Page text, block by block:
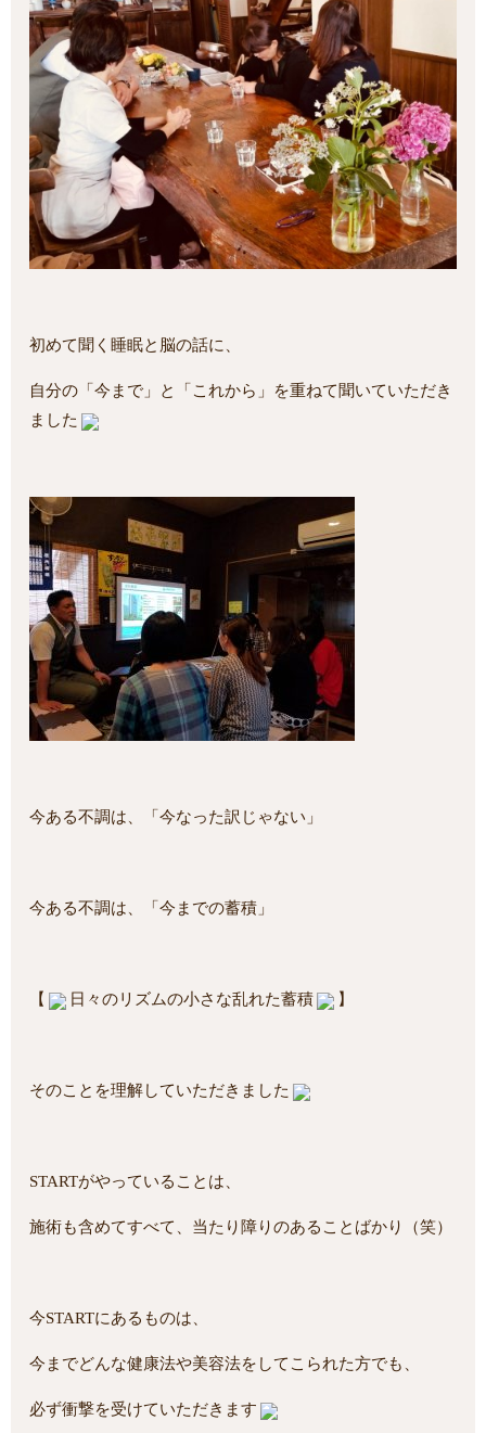
初めて聞く睡眠と脳の話に、
自分の「今まで」と「これから」を重ねて聞いていただき
ました
今ある不調は、「今なった訳じゃない」
今ある不調は、「今までの蓄積」
【 日々のリズムの小さな乱れた蓄積 】
そのことを理解していただきました
STARTがやっていることは、
施術も含めてすべて、当たり障りのあることばかり（笑）
今STARTにあるものは、
今までどんな健康法や美容法をしてこられた方でも、
必ず衝撃を受けていただきます